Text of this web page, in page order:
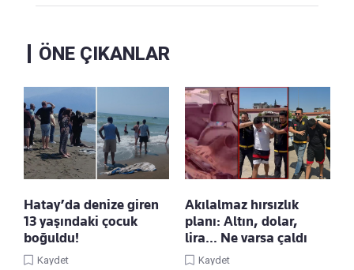
ÖNE ÇIKANLAR
Hatay’da denize giren
13 yaşındaki çocuk
boğuldu!
Kaydet
Akılalmaz hırsızlık
planı: Altın, dolar,
lira… Ne varsa çaldı
Kaydet